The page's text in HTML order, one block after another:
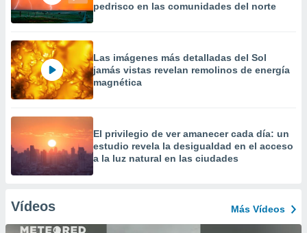
pedrisco en las comunidades del norte
Las imágenes más detalladas del Sol
jamás vistas revelan remolinos de energía
magnética
El privilegio de ver amanecer cada día: un
estudio revela la desigualdad en el acceso
a la luz natural en las ciudades
Vídeos Más Vídeos